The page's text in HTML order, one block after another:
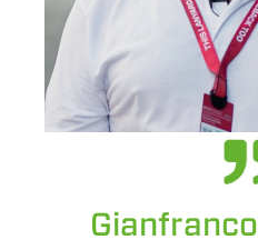
Gianfranco